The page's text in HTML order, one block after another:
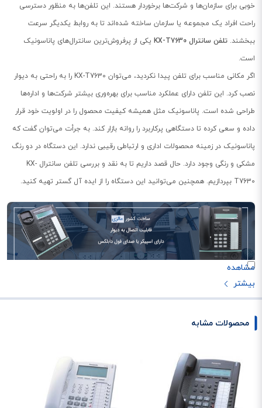
خوبی برای سازمان‌ها و شرکت‌ها برخوردار هستند. این تلفن‌ها به منظور دسترسی
راحت افراد یک مجموعه یا سازمان ساخته شده‌اند تا به روابط یکدیگر سرعت
ببخشند.تلفن سانترال KX-T7630
یکی از پرفروش‌ترین سانترال‌های پاناسونیک
است.
اگر مکانی مناسب برای تلفن پیدا نکردید، می‌توان KX-T7630 را به راحتی به دیوار
نصب کرد. این تلفن دارای عملکرد مناسب برای بهره‌وری بیشتر شرکت‌ها و اداره‌ها
طراحی شده است. پاناسونیک مثل همیشه کیفیت محصول را در اولویت خود قرار
داده و سعی کرده تا دستگاهی پرکاربرد را روانه بازار کند. به جرأت می‌توان گفت که
پاناسونیک در زمینه محصولات اداری و ارتباطی رقیبی ندارد. این دستگاه در دو رنگ
مشکی و رنگی وجود دارد. حال قصد داریم تا به نقد و بررسی تلفن سانترال KX-
T7630 بپردازیم. همچنین می‌توانید این دستگاه را از ایده آل گستر تهیه کنید.
طراحی و ساخت تلفن سانترال KX-T7630
تشکیل شده است. روی صفحه نمایشگر اطلاعاتی از قبیل
شکل که مشاهده می‌کنید از کلیدهای زیادی تشکیل شده است. کلیدهایی که هر
زنده دنیا پشتیبانی می‌کند.
محصولات مشابه